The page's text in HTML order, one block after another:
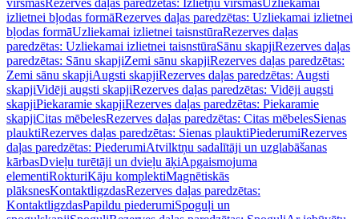
virsmasRezerves daļas paredzētas: Izlietņu virsmasUzliekamai
izlietnei bļodas formāRezerves daļas paredzētas: Uzliekamai izlietnei
bļodas formāUzliekamai izlietnei taisnstūraRezerves daļas
paredzētas: Uzliekamai izlietnei taisnstūraSānu skapjiRezerves daļas
paredzētas: Sānu skapjiZemi sānu skapjiRezerves daļas paredzētas:
Zemi sānu skapjiAugsti skapjiRezerves daļas paredzētas: Augsti
skapjiVidēji augsti skapjiRezerves daļas paredzētas: Vidēji augsti
skapjiPiekaramie skapjiRezerves daļas paredzētas: Piekaramie
skapjiCitas mēbelesRezerves daļas paredzētas: Citas mēbelesSienas
plauktiRezerves daļas paredzētas: Sienas plauktiPiederumiRezerves
daļas paredzētas: PiederumiAtvilktņu sadalītāji un uzglabāšanas
kārbasDvieļu turētāji un dvieļu āķiApgaismojuma
elementiRokturiKāju komplektiMagnētiskās
plāksnesKontaktligzdasRezerves daļas paredzētas:
KontaktligzdasPapildu piederumiSpoguļi un